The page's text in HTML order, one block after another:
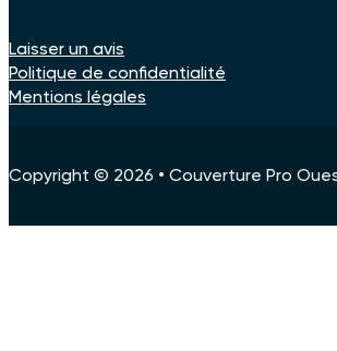
Laisser un avis
Politique de confidentialité
Mentions légales
Copyright © 2026 • Couverture Pro